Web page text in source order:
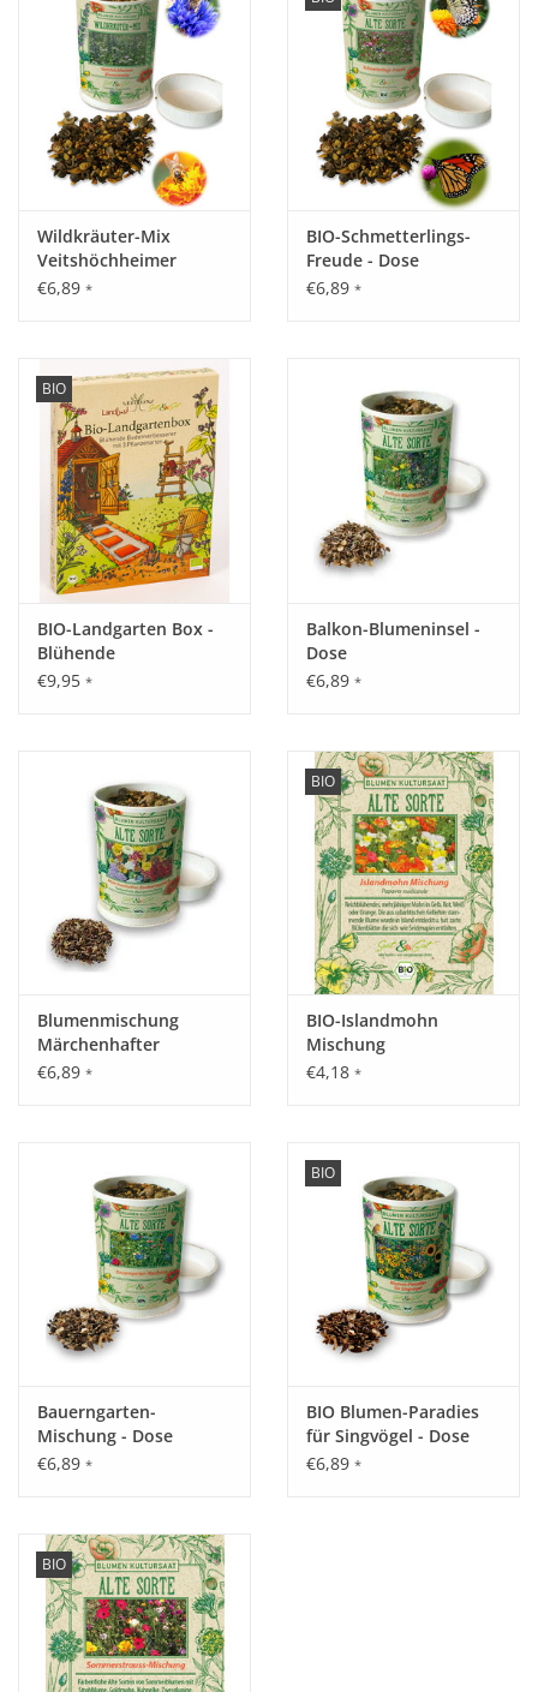
Wildkräuter-Mix
Veitshöchheimer
Bienenweide - Dose
€6,89 *
BIO-Schmetterlings-
Freude - Dose
€6,89 *
BIO
BIO-Landgarten Box -
Blühende
Bodenverbesserer
€9,95 *
Balkon-Blumeninsel -
Dose
€6,89 *
Blumenmischung
Märchenhafter
Zauberteppich - Dose
€6,89 *
BIO
BIO-Islandmohn
Mischung
€4,18 *
Bauerngarten-
Mischung - Dose
€6,89 *
BIO
BIO Blumen-Paradies
für Singvögel - Dose
€6,89 *
BIO